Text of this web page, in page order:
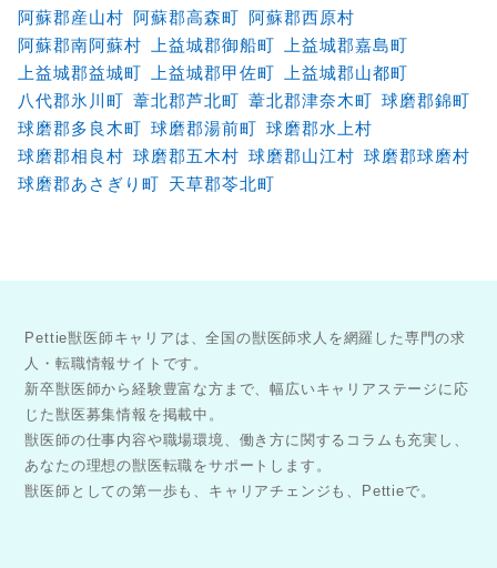
阿蘇郡産山村 阿蘇郡高森町 阿蘇郡西原村
阿蘇郡南阿蘇村
上益城郡御船町
上益城郡嘉島町
上益城郡益城町
上益城郡甲佐町
上益城郡山都町
八代郡氷川町 葦北郡芦北町 葦北郡津奈木町 球磨郡錦町
球磨郡多良木町 球磨郡湯前町 球磨郡水上村
球磨郡相良村 球磨郡五木村 球磨郡山江村 球磨郡球磨村
球磨郡あさぎり町 天草郡苓北町
Pettie獣医師キャリアは、全国の獣医師求人を網羅した専門の求
人・転職情報サイトです。
新卒獣医師から経験豊富な方まで、幅広いキャリアステージに応
じた獣医募集情報を掲載中。
獣医師の仕事内容や職場環境、働き方に関するコラムも充実し、
あなたの理想の獣医転職をサポートします。
獣医師としての第一歩も、キャリアチェンジも、Pettieで。